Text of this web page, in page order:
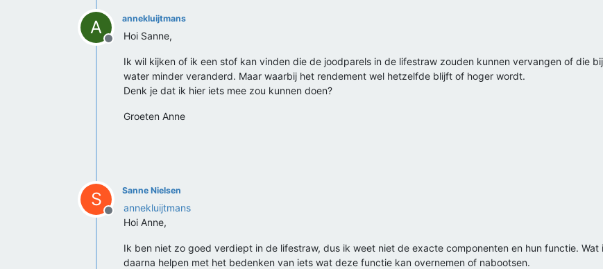
A
Offline
annekluijtmans
Hoi Sanne,
Ik wil kijken of ik een stof kan vinden die de joodparels in de lifestraw zouden kunnen vervangen of die
water minder veranderd. Maar waarbij het rendement wel hetzelfde blijft of hoger wordt.
Denk je dat ik hier iets mee zou kunnen doen?
Groeten Anne
S
Offline
Sanne Nielsen
annekluijtmans
Hoi Anne,
Ik ben niet zo goed verdiept in de lifestraw, dus ik weet niet de exacte componenten en hun functie.
daarna helpen met het bedenken van iets wat deze functie kan overnemen of nabootsen.